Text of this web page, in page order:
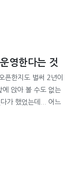
영한다는 것
픈한지도 벌써 2년이
에 앉아 볼 수도 없는
가 했었는데... 어느